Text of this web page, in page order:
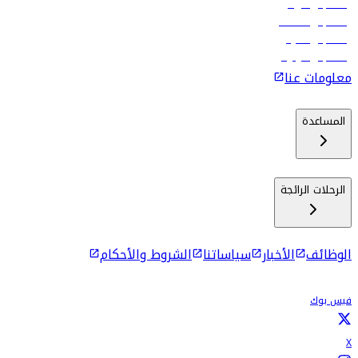
رحلات إلى الرياض
رحلات إلى مسقط
رحلات إلى ماليه
رحلات إلى كولومبو
معلومات عنا
المساعدة
الرحلات الرائجة
الوظائف الأخبار سياساتنا الشروط والأحكام
فيس بوك
X